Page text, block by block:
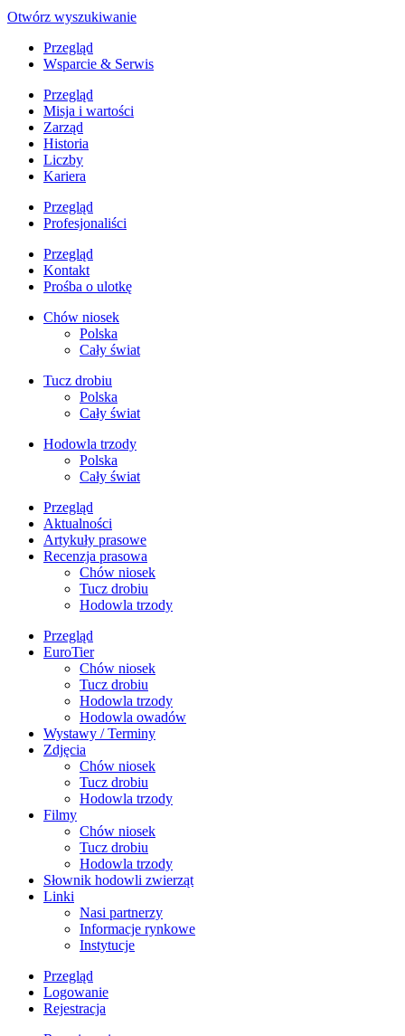
Otwórz wyszukiwanie
Przegląd
Wsparcie & Serwis
Przegląd
Misja i wartości
Zarząd
Historia
Liczby
Kariera
Przegląd
Profesjonaliści
Przegląd
Kontakt
Prośba o ulotkę
Chów niosek
Polska
Cały świat
Tucz drobiu
Polska
Cały świat
Hodowla trzody
Polska
Cały świat
Przegląd
Aktualności
Artykuły prasowe
Recenzja prasowa
Chów niosek
Tucz drobiu
Hodowla trzody
Przegląd
EuroTier
Chów niosek
Tucz drobiu
Hodowla trzody
Hodowla owadów
Wystawy / Terminy
Zdjęcia
Chów niosek
Tucz drobiu
Hodowla trzody
Filmy
Chów niosek
Tucz drobiu
Hodowla trzody
Słownik hodowli zwierząt
Linki
Nasi partnerzy
Informacje rynkowe
Instytucje
Przegląd
Logowanie
Rejestracja